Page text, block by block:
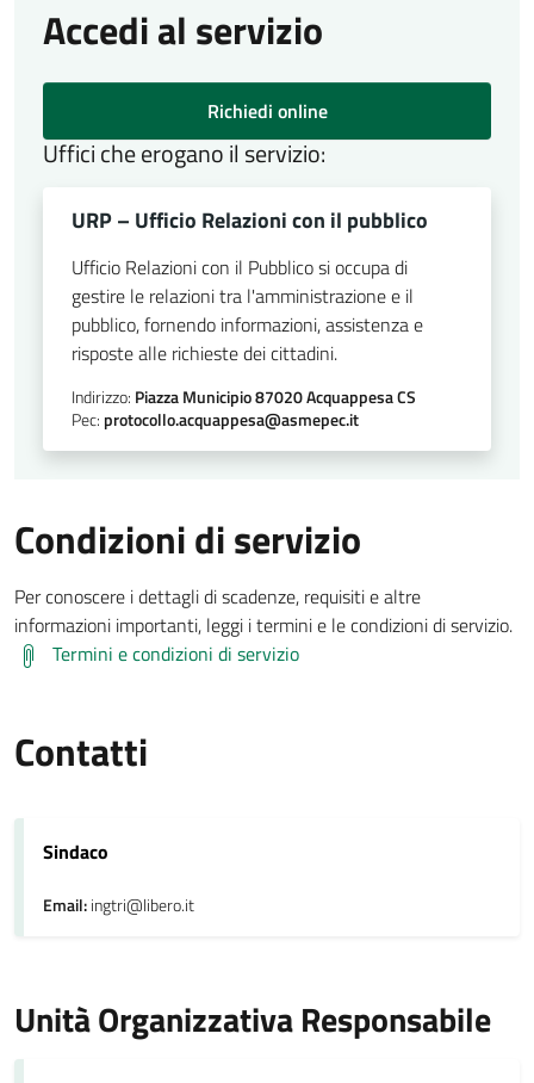
Accedi al servizio
Richiedi online
Uffici che erogano il servizio:
URP – Ufficio Relazioni con il pubblico
Ufficio Relazioni con il Pubblico si occupa di
gestire le relazioni tra l'amministrazione e il
pubblico, fornendo informazioni, assistenza e
risposte alle richieste dei cittadini.
Indirizzo: Piazza Municipio 87020 Acquappesa CS
Pec: protocollo.acquappesa@asmepec.it
Condizioni di servizio
Per conoscere i dettagli di scadenze, requisiti e altre
informazioni importanti, leggi i termini e le condizioni di servizio.
Termini e condizioni di servizio
Contatti
Sindaco
Email:ingtri@libero.it
Unità Organizzativa Responsabile